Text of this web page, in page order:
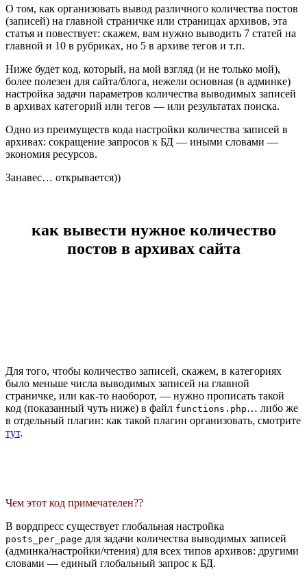
О том, как организовать вывод различного количества постов
(записей) на главной страничке или страницах архивов, эта
статья и повествует: скажем, вам нужно выводить 7 статей на
главной и 10 в рубриках, но 5 в архиве тегов и т.п.
Ниже будет код, который, на мой взгляд (и не только мой),
более полезен для сайта/блога, нежели основная (в админке)
настройка задачи параметров количества выводимых записей
в архивах категорий или тегов — или результатах поиска.
Одно из преимуществ кода настройки количества записей в
архивах: сокращение запросов к БД — иными словами —
экономия ресурсов.
Занавес… открывается))
как вывести нужное количество
постов в архивах сайта
Для того, чтобы количество записей, скажем, в категориях
было меньше числа выводимых записей на главной
страничке, или как-то наоборот, — нужно прописать такой
код (показанный чуть ниже) в файл functions.php… либо же
в отдельный плагин: как такой плагин организовать, смотрите
тут.
Чем этот код примечателен??
В вордпресс существует глобальная настройка
posts_per_page для задачи количества выводимых записей
(админка/настройки/чтения) для всех типов архивов: другими
словами — единый глобальный запрос к БД.